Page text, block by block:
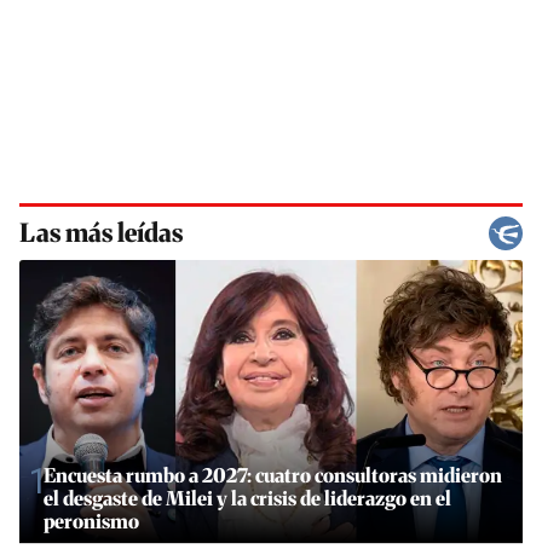
Las más leídas
1Encuesta rumbo a 2027: cuatro consultoras midieron
el desgaste de Milei y la crisis de liderazgo en el
peronismo